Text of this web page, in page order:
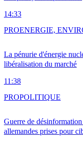
14:33
La pénurie d'énergie
libéralisation du marché
11:38
PROENERGIE,
Guerre de
allemandes prises pour
PROPOLITIQUE